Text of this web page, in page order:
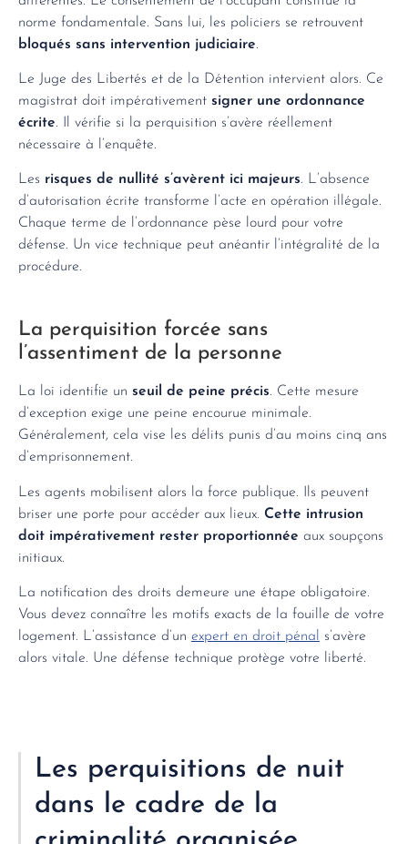
norme fondamentale. Sans lui, les policiers se retrouvent
bloqués sans intervention judiciaire.
Le Juge des Libertés et de la Détention intervient alors. Ce
magistrat doit impérativement signer une ordonnance
écrite. Il vérifie si la perquisition s’avère réellement
nécessaire à l’enquête.
Les risques de nullité s’avèrent ici majeurs. L’absence
d’autorisation écrite transforme l’acte en opération illégale.
Chaque terme de l’ordonnance pèse lourd pour votre
défense. Un vice technique peut anéantir l’intégralité de la
procédure.
La perquisition forcée sans
l’assentiment de la personne
La loi identifie un seuil de peine précis. Cette mesure
d’exception exige une peine encourue minimale.
Généralement, cela vise les délits punis d’au moins cinq ans
d’emprisonnement.
Les agents mobilisent alors la force publique. Ils peuvent
briser une porte pour accéder aux lieux. Cette intrusion
doit impérativement rester proportionnée aux soupçons
initiaux.
La notification des droits demeure une étape obligatoire.
Vous devez connaître les motifs exacts de la fouille de votre
logement. L’assistance d’un expert en droit pénal
s’avère
alors vitale. Une défense technique protège votre liberté.
Les perquisitions de nuit
dans le cadre de la